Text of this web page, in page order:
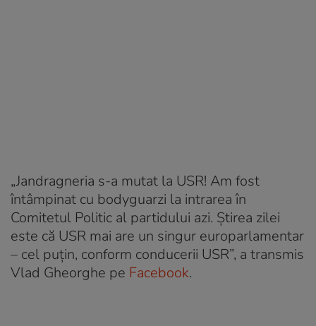
„Jandragneria s-a mutat la USR! Am fost
întâmpinat cu bodyguarzi la intrarea în
Comitetul Politic al partidului azi. Știrea zilei
este că USR mai are un singur europarlamentar
– cel puțin, conform conducerii USR”, a transmis
Vlad Gheorghe pe Facebook.